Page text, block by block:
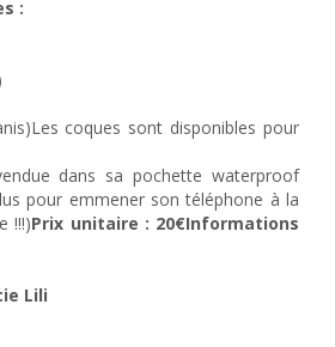
:
coques sont disponibles pour
dans sa pochette waterproof
pour emmener son téléphone à la
!!!)Prix unitaire : 20€Informations
Lili